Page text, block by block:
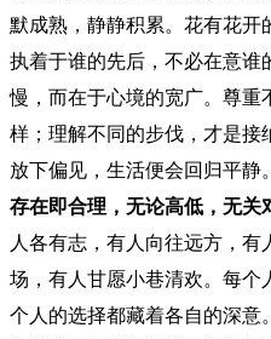
默成熟，静静积累。花有花开
执着于谁的先后，不必在意谁
慢，而在于心境的宽广。尊重
样；理解不同的步伐，才是接
放下偏见，生活便会回归平静。
存在即合理，无论高低，无关
人各有志，有人向往远方，有
场，有人甘愿小巷清欢。每个
个人的选择都藏着各自的深意